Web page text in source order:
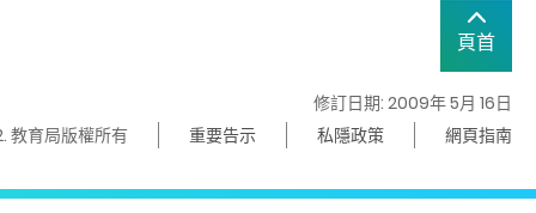
頁首
修訂日期: 2009年 5月 16日
教育局版權所有
重要告示 私隱政策 網頁指南